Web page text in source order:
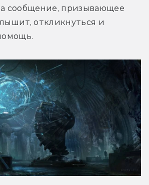
сообщение, призывающее
откликнуться и